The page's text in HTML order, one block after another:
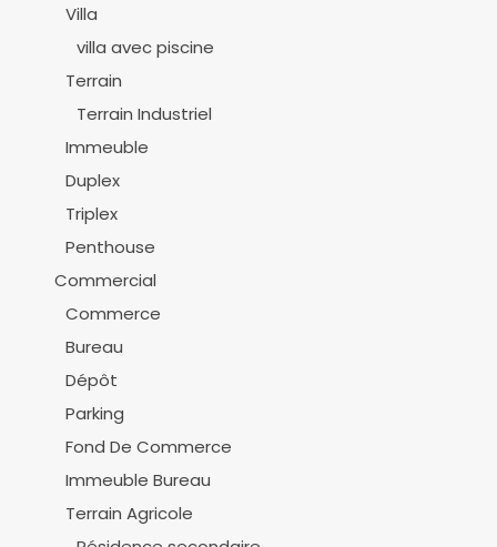
Villa
villa avec piscine
Terrain
Terrain Industriel
Immeuble
Duplex
Triplex
Penthouse
Commercial
Commerce
Bureau
Dépôt
Parking
Fond De Commerce
Immeuble Bureau
Terrain Agricole